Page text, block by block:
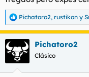
R
e
a
c
c
Pichatoro2, rustikon y
Pichatoro2
Clásico